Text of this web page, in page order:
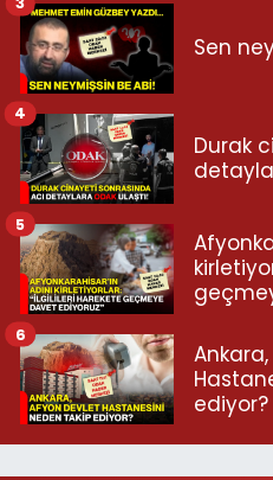
Sen
Durak
4
5
ediyor?
6